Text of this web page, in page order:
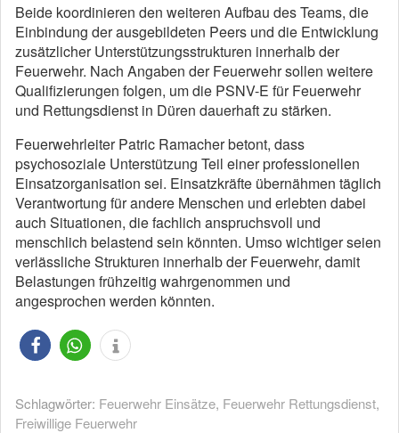
Beide koordinieren den weiteren Aufbau des Teams, die
Einbindung der ausgebildeten Peers und die Entwicklung
zusätzlicher Unterstützungsstrukturen innerhalb der
Feuerwehr. Nach Angaben der Feuerwehr sollen weitere
Qualifizierungen folgen, um die PSNV-E für Feuerwehr
und Rettungsdienst in Düren dauerhaft zu stärken.
Feuerwehrleiter Patric Ramacher betont, dass
psychosoziale Unterstützung Teil einer professionellen
Einsatzorganisation sei. Einsatzkräfte übernähmen täglich
Verantwortung für andere Menschen und erlebten dabei
auch Situationen, die fachlich anspruchsvoll und
menschlich belastend sein könnten. Umso wichtiger seien
verlässliche Strukturen innerhalb der Feuerwehr, damit
Belastungen frühzeitig wahrgenommen und
angesprochen werden könnten.
Schlagwörter: Feuerwehr Einsätze, Feuerwehr Rettungsdienst,
Freiwillige Feuerwehr